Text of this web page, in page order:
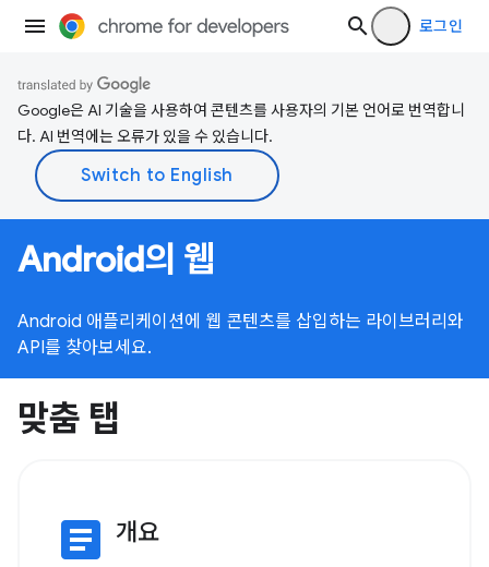
로그인
Google은 AI 기술을 사용하여 콘텐츠를 사용자의 기본 언어로 번역합니
다. AI 번역에는 오류가 있을 수 있습니다.
Android의 웹
Android 애플리케이션에 웹 콘텐츠를 삽입하는 라이브러리와
API를 찾아보세요.
맞춤 탭
article 개요